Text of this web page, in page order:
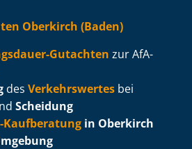
Oberkirch (Baden)
Gutachten zur AfA-
des Verkehrswertes bei
Scheidung
in Oberkirch